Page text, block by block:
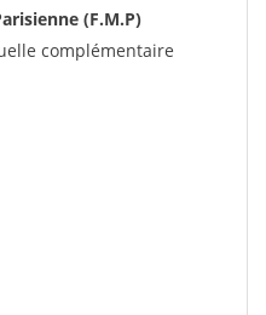
(F.M.P)
complémentaire